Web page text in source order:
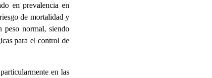
en prevalencia en
de mortalidad y
peso normal, siendo
para el control de
en las